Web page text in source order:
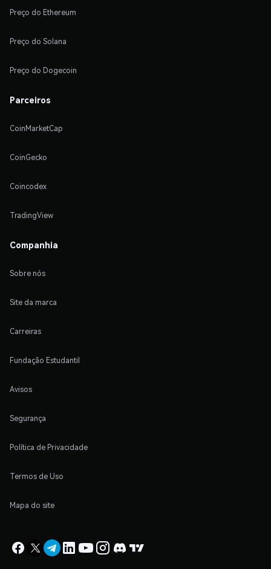
Preço do Ethereum
Preço do Solana
Preço do Dogecoin
Parceiros
CoinMarketCap
CoinGecko
Coincodex
TradingView
Companhia
Sobre nós
Site da marca
Carreiras
Fundação Estudantil
Avisos
Segurança
Política de Privacidade
Termos de Uso
Mapa do site